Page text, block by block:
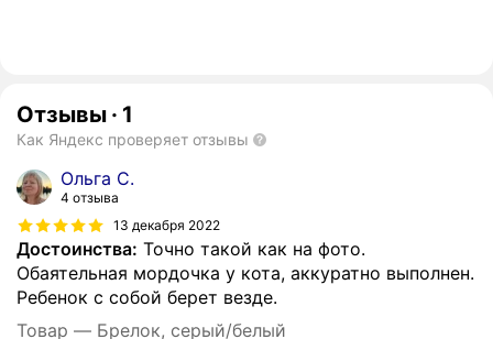
Отзывы · 1
Как Яндекс проверяет отзывы
Ольга С.
4 отзыва
13 декабря 2022
Достоинства: Точно такой как на фото.
Обаятельная мордочка у кота, аккуратно выполнен.
Ребенок с собой берет везде.
Товар — Брелок, серый/белый